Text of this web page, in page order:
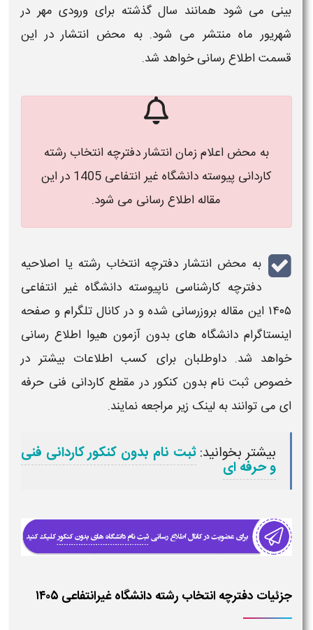
بینی می شود همانند سال گذشته برای ورودی مهر در
شهریور ماه منتشر می شود. به محض انتشار در این
قسمت اطلاع رسانی خواهد شد.
به محض اعلام زمان انتشار دفترچه انتخاب رشته
کاردانی پیوسته دانشگاه غیر انتفاعی 1405 در این
مقاله اطلاع رسانی می شود.
به محض انتشار دفترچه انتخاب رشته یا اصلاحیه
دفترچه کارشناسی ناپیوسته دانشگاه غیر انتفاعی
۱۴۰۵ این مقاله بروزرسانی شده و در کانال تلگرام و صفحه
اینستاگرام دانشگاه های بدون آزمون هیوا اطلاع رسانی
خواهد شد. داوطلبان برای کسب اطلاعات بیشتر در
خصوص ثبت نام بدون کنکور در مقطع کاردانی فنی حرفه
ای می توانند به لینک زیر مراجعه نمایند.
بیشتر بخوانید: ثبت نام بدون کنکور کاردانی فنی
و حرفه ای
جزئیات دفترچه انتخاب رشته دانشگاه غیرانتفاعی ۱۴۰۵